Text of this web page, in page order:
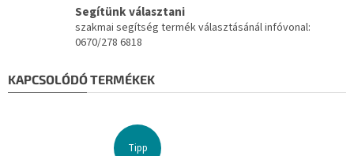
Segítünk választani
szakmai segítség termék választásánál infóvonal:
0670/278 6818
KAPCSOLÓDÓ TERMÉKEK
Tipp